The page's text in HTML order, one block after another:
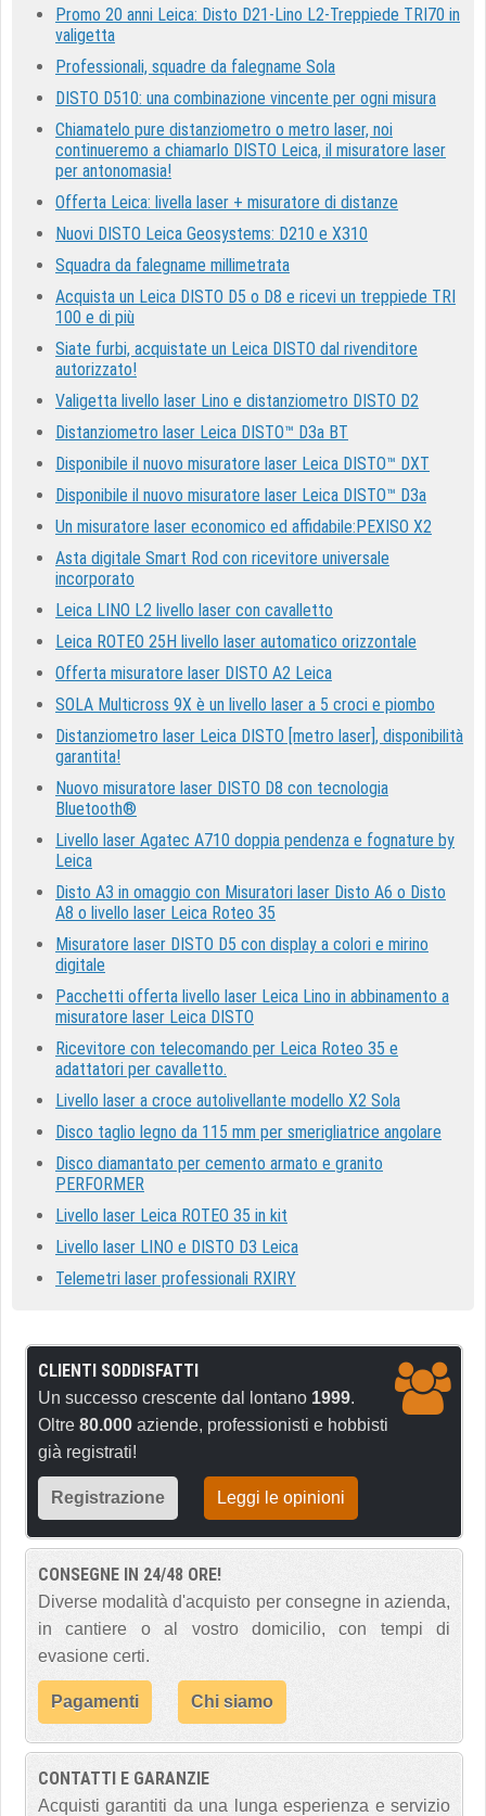
Promo 20 anni Leica: Disto D21-Lino L2-Treppiede TRI70 in
valigetta
Professionali, squadre da falegname Sola
DISTO D510: una combinazione vincente per ogni misura
Chiamatelo pure distanziometro o metro laser, noi
continueremo a chiamarlo DISTO Leica, il misuratore laser
per antonomasia!
Offerta Leica: livella laser + misuratore di distanze
Nuovi DISTO Leica Geosystems: D210 e X310
Squadra da falegname millimetrata
Acquista un Leica DISTO D5 o D8 e ricevi un treppiede TRI
100 e di più
Siate furbi, acquistate un Leica DISTO dal rivenditore
autorizzato!
Valigetta livello laser Lino e distanziometro DISTO D2
Distanziometro laser Leica DISTO™ D3a BT
Disponibile il nuovo misuratore laser Leica DISTO™ DXT
Disponibile il nuovo misuratore laser Leica DISTO™ D3a
Un misuratore laser economico ed affidabile:PEXISO X2
Asta digitale Smart Rod con ricevitore universale
incorporato
Leica LINO L2 livello laser con cavalletto
Leica ROTEO 25H livello laser automatico orizzontale
Offerta misuratore laser DISTO A2 Leica
SOLA Multicross 9X è un livello laser a 5 croci e piombo
Distanziometro laser Leica DISTO [metro laser], disponibilità
garantita!
Nuovo misuratore laser DISTO D8 con tecnologia
Bluetooth®
Livello laser Agatec A710 doppia pendenza e fognature by
Leica
Disto A3 in omaggio con Misuratori laser Disto A6 o Disto
A8 o livello laser Leica Roteo 35
Misuratore laser DISTO D5 con display a colori e mirino
digitale
Pacchetti offerta livello laser Leica Lino in abbinamento a
misuratore laser Leica DISTO
Ricevitore con telecomando per Leica Roteo 35 e
adattatori per cavalletto.
Livello laser a croce autolivellante modello X2 Sola
Disco taglio legno da 115 mm per smerigliatrice angolare
Disco diamantato per cemento armato e granito
PERFORMER
Livello laser Leica ROTEO 35 in kit
Livello laser LINO e DISTO D3 Leica
Telemetri laser professionali RXIRY
CLIENTI SODDISFATTI
Un successo crescente dal lontano 1999.
Oltre 80.000 aziende, professionisti e hobbisti
già registrati!
Registrazione Leggi le opinioni
CONSEGNE IN 24/48 ORE!
Diverse modalità d'acquisto per consegne in azienda,
in cantiere o al vostro domicilio, con tempi di
evasione certi.
Pagamenti Chi siamo
CONTATTI E GARANZIE
Acquisti garantiti da una lunga esperienza e servizio